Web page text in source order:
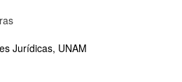
Jurídicas, UNAM